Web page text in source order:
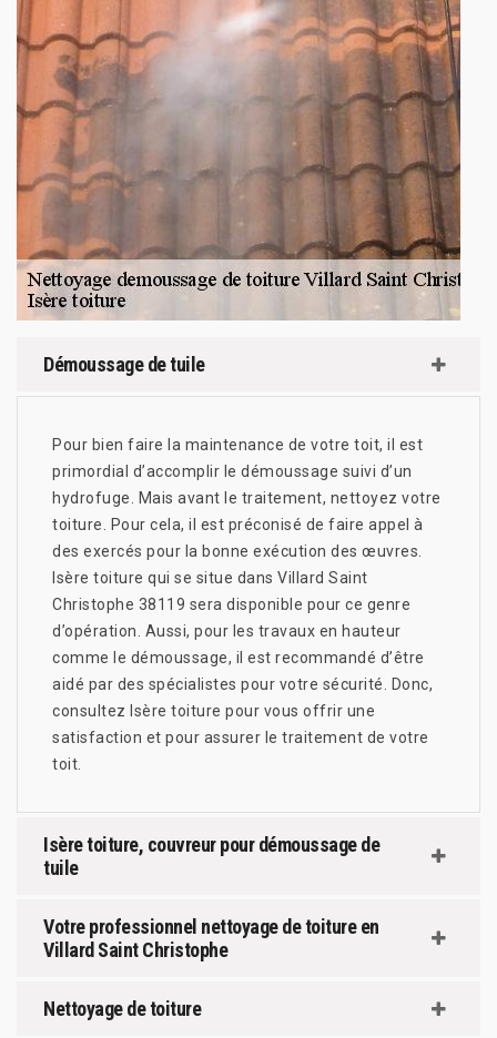
Démoussage de tuile
Pour bien faire la maintenance de votre toit, il est
primordial d’accomplir le démoussage suivi d’un
hydrofuge. Mais avant le traitement, nettoyez votre
toiture. Pour cela, il est préconisé de faire appel à
des exercés pour la bonne exécution des œuvres.
Isère toiture qui se situe dans Villard Saint
Christophe 38119 sera disponible pour ce genre
d’opération. Aussi, pour les travaux en hauteur
comme le démoussage, il est recommandé d’être
aidé par des spécialistes pour votre sécurité. Donc,
consultez Isère toiture pour vous offrir une
satisfaction et pour assurer le traitement de votre
toit.
Isère toiture, couvreur pour démoussage de
tuile
Votre professionnel nettoyage de toiture en
Villard Saint Christophe
Nettoyage de toiture